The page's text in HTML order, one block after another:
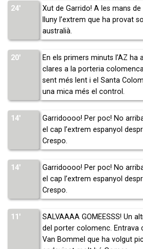
24′
Xut de Garrido! A les mans
lluny l’extrem que ha provat
australià.
20′
En els primers minuts l’AZ
clares a la porteria
sent més lent i el Santa
una mica més el control.
14′
Garridoooo! Per poc! No
el cap l’extrem espanyol
Crespo.
14′
Garridoooo! Per poc! No
el cap l’extrem espanyol
Crespo.
11′
SALVAAAA GOMEESSS! Un
del porter colomenc. Entrava
Van Bommel que ha volgut